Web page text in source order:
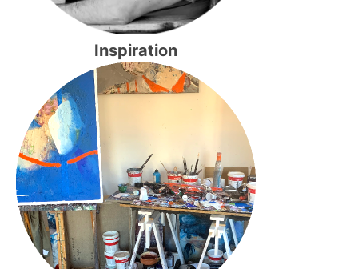
Inspiration